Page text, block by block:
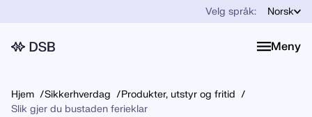
Velg språk: Norsk
Meny
Meny
Hjem Sikkerhverdag
Produkter, utstyr og fritid
Slik gjer du bustaden ferieklar